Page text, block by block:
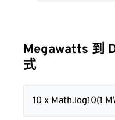
Megawatts 到
式
10 x Math.log10(1